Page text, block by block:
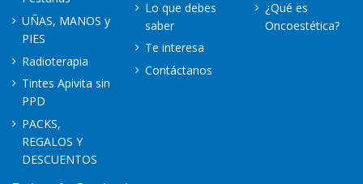
UÑAS, MANOS y
PIES
Radioterapia
Tintes Apivita sin
PPD
PACKS,
REGALOS Y
DESCUENTOS
Lo que debes
saber
Te interesa
Contáctanos
¿Qué es
Oncoestética?